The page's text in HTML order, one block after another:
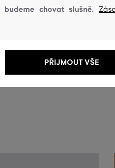
chovat slušně.
PŘIJMOUT VŠE